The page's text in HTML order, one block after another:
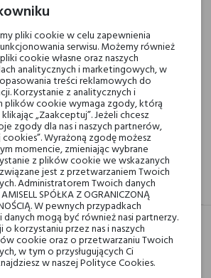
do zamówienia powyżej 200 zł
terenie kraju od 250 zł! Wysyłka w 48H
GPSR RECENZJE(0)
Bergamotka
pliki cookie w celu zapewnienia
serwisu. Możemy również
cookie własne oraz naszych
analitycznych i marketingowych, w
treści reklamowych do
Korzystanie z analitycznych i
plików cookie wymaga zgody, którą
„Zaakceptuj”. Jeżeli chcesz
zgody dla nas i naszych partnerów,
cookies”. Wyrażoną zgodę możesz
momencie, zmieniając wybrane
z plików cookie we wskazanych
jest z przetwarzaniem Twoich
Administratorem Twoich danych
SPÓŁKA Z OGRANICZONĄ
W pewnych przypadkach
mogą być również nasi partnerzy.
korzystaniu przez nas i naszych
cookie oraz o przetwarzaniu Twoich
w tym o przysługujących Ci
w naszej Polityce Cookies.